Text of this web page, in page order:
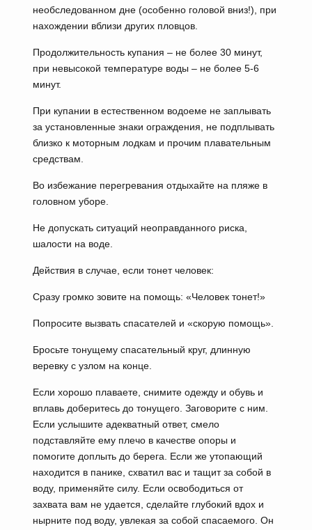
необследованном дне (особенно головой вниз!), при
нахождении вблизи других пловцов.
Продолжительность купания – не более 30 минут,
при невысокой температуре воды – не более 5-6
минут.
При купании в естественном водоеме не заплывать
за установленные знаки ограждения, не подплывать
близко к моторным лодкам и прочим плавательным
средствам.
Во избежание перегревания отдыхайте на пляже в
головном уборе.
Не допускать ситуаций неоправданного риска,
шалости на воде.
Действия в случае, если тонет человек:
Сразу громко зовите на помощь: «Человек тонет!»
Попросите вызвать спасателей и «скорую помощь».
Бросьте тонущему спасательный круг, длинную
веревку с узлом на конце.
Если хорошо плаваете, снимите одежду и обувь и
вплавь доберитесь до тонущего. Заговорите с ним.
Если услышите адекватный ответ, смело
подставляйте ему плечо в качестве опоры и
помогите доплыть до берега. Если же утопающий
находится в панике, схватил вас и тащит за собой в
воду, применяйте силу. Если освободиться от
захвата вам не удается, сделайте глубокий вдох и
нырните под воду, увлекая за собой спасаемого. Он